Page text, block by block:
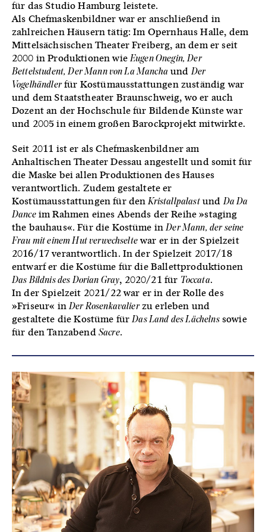
für das Studio Hamburg leistete.
Als Chefmaskenbildner war er anschließend in
zahlreichen Häusern tätig: Im Opernhaus Halle, dem
Mittelsächsischen Theater Freiberg, an dem er seit
2000 in Produktionen wieEugen Onegin, Der
Bettelstudent, Der Mann von La Manchaund Der
Vogelhändlerfür Kostümausstattungen zuständig war
und dem Staatstheater Braunschweig, wo er auch
Dozent an der Hochschule für Bildende Künste war
und 2005 in einem großen Barockprojekt mitwirkte.
Seit 2011 ist er als Chefmaskenbildner am
Anhaltischen Theater Dessau angestellt und somit für
die Maske bei allen Produktionen des Hauses
verantwortlich. Zudem gestaltete er
Kostümausstattungen für denKristallpalastund Da Da
Danceim Rahmen eines Abends der Reihe »staging
the bauhaus«. Für die Kostüme inDer Mann, der seine
Frau mit einem Hut verwechseltewar er in der Spielzeit
2016/17 verantwortlich. In der Spielzeit 2017/18
entwarf er die Kostüme für die Ballettproduktionen
Das Bildnis des Dorian Gray, 2020/21 für Toccata.
In der Spielzeit 2021/22 war er in der Rolle des
»Friseur« inDer Rosenkavalierzu erleben und
gestaltete die Kostüme fürDas Land des Lächelnssowie
für den Tanzabend Sacre.